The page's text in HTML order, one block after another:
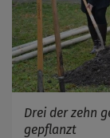
Drei der zehn
gepflanzt